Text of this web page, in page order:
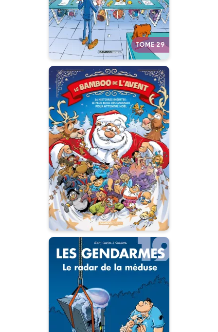
TOME 29
Autres tomes
Bamboo de
l'avent
Date de parution :
28/10/2026
24 histoires inédites : le plus
beau des cadeaux pour
attendre Noël.
Les Gendarmes
Tome 19
Date de parution :
28/10/2026
Nos Gendarmes sont sur tous